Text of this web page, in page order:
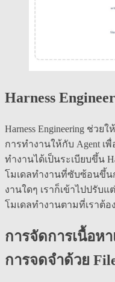
Harness
Harness Engineering ช่ว
การทำงานให้กับ Agent เ
ทำงานได้เป็นระเบียบขึ้น
โมเดลทำงานที่ซับซ้อนขึ้น
งานใดๆ เราก็เข้าไปปรับแ
โมเดลทำงานตามที่เราต้อ
การจัดการเนื้อห
การจดจำด้วย